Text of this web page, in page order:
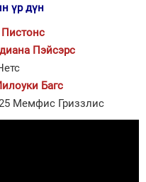
үр дүн
Пистонс
Пэйсэрс
Багс
Мемфис Гриззлис